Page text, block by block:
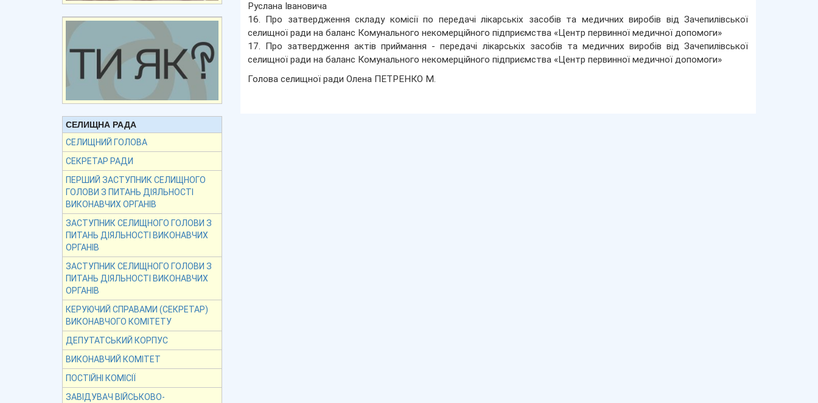
СЕЛИЩНА РАДА
СЕЛИЩНИЙ ГОЛОВА
СЕКРЕТАР РАДИ
ПЕРШИЙ ЗАСТУПНИК СЕЛИЩНОГО
ГОЛОВИ З ПИТАНЬ ДІЯЛЬНОСТІ
ВИКОНАВЧИХ ОРГАНІВ
ЗАСТУПНИК СЕЛИЩНОГО ГОЛОВИ З
ПИТАНЬ ДІЯЛЬНОСТІ ВИКОНАВЧИХ
ОРГАНІВ
ЗАСТУПНИК СЕЛИЩНОГО ГОЛОВИ З
ПИТАНЬ ДІЯЛЬНОСТІ ВИКОНАВЧИХ
ОРГАНІВ
КЕРУЮЧИЙ СПРАВАМИ (СЕКРЕТАР)
ВИКОНАВЧОГО КОМІТЕТУ
ДЕПУТАТСЬКИЙ КОРПУС
ВИКОНАВЧИЙ КОМІТЕТ
ПОСТІЙНІ КОМІСІЇ
ЗАВІДУВАЧ ВІЙСЬКОВО-
Руслана Івановича
16. Про затвердження складу комісії по передачі лікарськіх засобів та медичних виробів від Зачепилівської
селищної ради на баланс Комунального некомерційного підприємства «Центр первинної медичної допомоги»
17. Про затвердження актів приймання - передачі лікарськіх засобів та медичних виробів від Зачепилівської
селищної ради на баланс Комунального некомерційного підприємства «Центр первинної медичної допомоги»
Голова селищної ради Олена ПЕТРЕНКО М.